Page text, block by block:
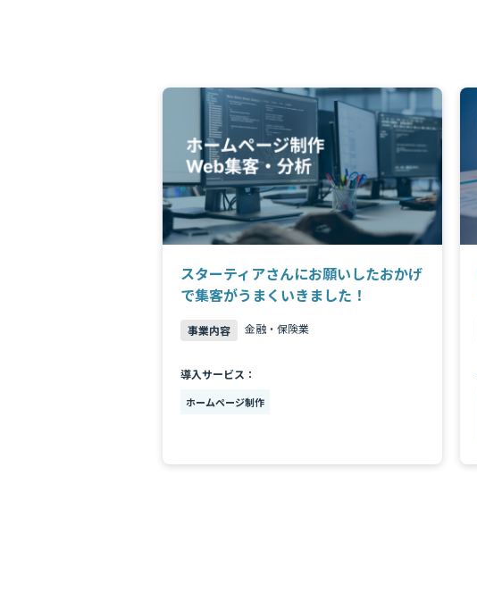
スターティアさんにお願いしたおかげ
で集客がうまくいきました！
事業内容 金融・保険業
導入サービス：
ホームページ制作